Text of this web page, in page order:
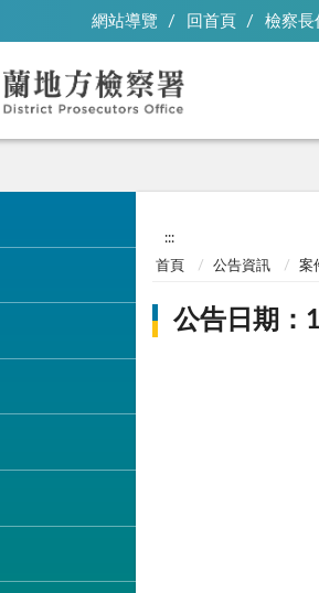
網站導覽 回首頁 檢察長
:::
首頁 公告資訊 案
公告日期：